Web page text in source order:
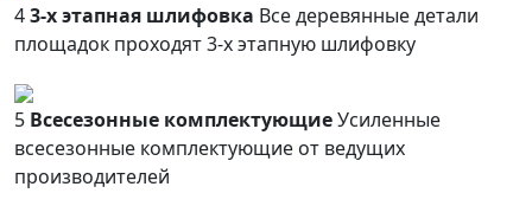
43-х этапная шлифовка Все деревянные детали
площадок проходят 3-х этапную шлифовку
5 Всесезонные комплектующиеУсиленные
всесезонные комплектующие от ведущих
производителей